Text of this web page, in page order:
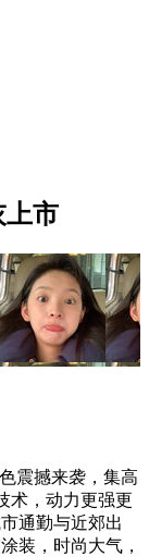
上市
震撼来袭，集高
术，动力更强更
通勤与近郊出
装，时尚大气，